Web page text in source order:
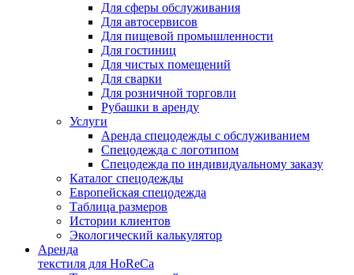
Для сферы обслуживания
Для автосервисов
Для пищевой промышленности
Для гостиниц
Для чистых помещений
Для сварки
Для розничной торговли
Рубашки в аренду
Услуги
Аренда спецодежды с обслуживанием
Спецодежда с логотипом
Спецодежда по индивидуальному заказу
Каталог спецодежды
Европейская спецодежда
Таблица размеров
Истории клиентов
Экологический калькулятор
Аренда
текстиля для HoReCa